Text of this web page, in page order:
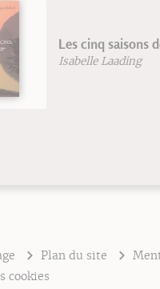
Les cinq saisons
Isabelle Laading
Plan du site
cookies